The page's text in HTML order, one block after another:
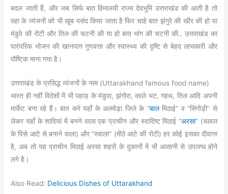
बदल जाती हैं, और जब सिर्फ बात हिमालयी राज्य देवभूमि उत्तराखंड की आती है तो
वहा के व्यंजनों को भी खूब पसंद किया जाता है फिर चाहे बात झंगुरे की खीर की हो या
मंडुवे की रोटी और तिल की चटनी की या हो बात भांग की चटनी की.. उत्तराखंड का
पारंपरिक भोजन की खानपान गुणवत्ता और स्वास्थ्य की दृष्टि से बेहद लाभकारी और
पौष्टिक माना गया है।
उत्तराखंड के प्रसिद्ध व्यंजनों के नाम (Uttarakhand famous food name)
भारत ही नहीं विदेशों में भी पहाड़ के मंडुवा, झंगोरा, काले भट, गहथ, तिल आदि अपनी
मार्केट बना रहे हैं। बात करे यहाँ के अल्मोड़ा जिले के “बालमिठाई” व “सिंगोड़ी” से
लेकर यहाँ के शादियां में बनने वाला एक प्राचीन और स्वादिष्ट मिठाई “अरसा” (चावल
के पिसे आटे से बनाने वाला) और “स्वाला” (मीठे आटे की रोटी) हर कोई इसका दीवाना
है, अब तो यह प्राचीन मिठाई अरसा शहरों के दुकानों में भी आसानी से उपलप्ध होने
लगे है।
Also Read: Delicious Dishes of Uttarakhand